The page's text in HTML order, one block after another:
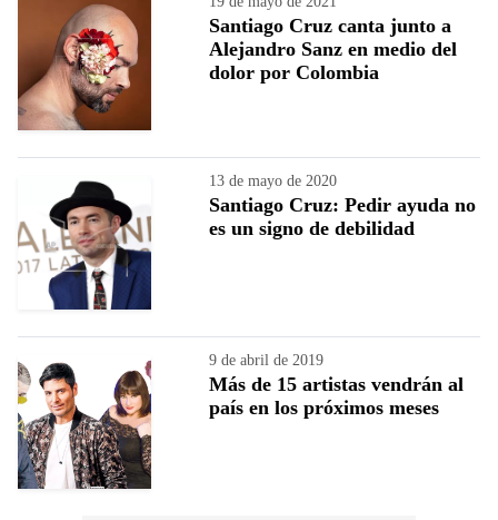
Santiago Cruz canta junto a
Alejandro Sanz en medio del
dolor por Colombia
13 de mayo de 2020
Santiago Cruz: Pedir ayuda no
es un signo de debilidad
9 de abril de 2019
Más de 15 artistas vendrán al
país en los próximos meses